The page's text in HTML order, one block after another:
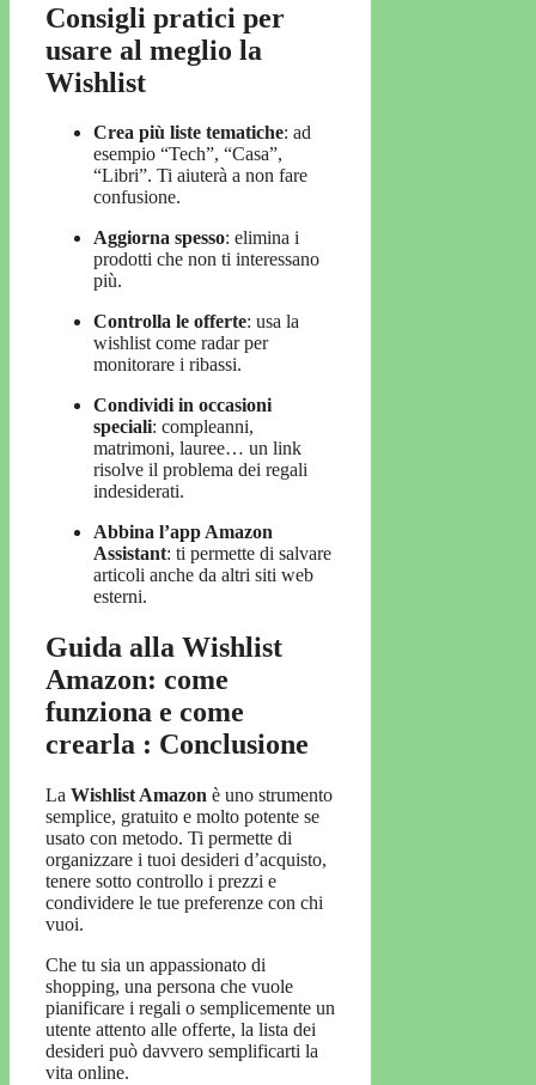
Consigli pratici per
usare al meglio la
Wishlist
Crea più liste tematiche: ad
esempio “Tech”, “Casa”,
“Libri”. Ti aiuterà a non fare
confusione.
Aggiorna spesso: elimina i
prodotti che non ti interessano
più.
Controlla le offerte: usa la
wishlist come radar per
monitorare i ribassi.
Condividi in occasioni
speciali: compleanni,
matrimoni, lauree… un link
risolve il problema dei regali
indesiderati.
Abbina l’app Amazon
Assistant: ti permette di salvare
articoli anche da altri siti web
esterni.
Guida alla Wishlist
Amazon: come
funziona e come
crearla : Conclusione
La Wishlist Amazon è uno strumento
semplice, gratuito e molto potente se
usato con metodo. Ti permette di
organizzare i tuoi desideri d’acquisto,
tenere sotto controllo i prezzi e
condividere le tue preferenze con chi
vuoi.
Che tu sia un appassionato di
shopping, una persona che vuole
pianificare i regali o semplicemente un
utente attento alle offerte, la lista dei
desideri può davvero semplificarti la
vita online.